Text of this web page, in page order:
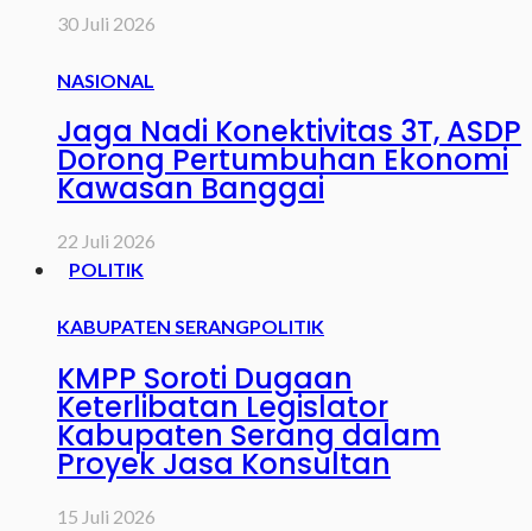
30 Juli 2026
NASIONAL
Jaga Nadi Konektivitas 3T, ASDP
Dorong Pertumbuhan Ekonomi
Kawasan Banggai
22 Juli 2026
POLITIK
KABUPATEN SERANGPOLITIK
KMPP Soroti Dugaan
Keterlibatan Legislator
Kabupaten Serang dalam
Proyek Jasa Konsultan
15 Juli 2026